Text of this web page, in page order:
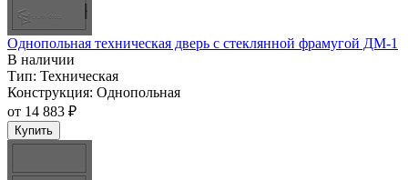
Однопольная техническая дверь c стеклянной фрамугой ДМ-1
В наличии
Тип: Техническая
Конструкция: Однопольная
от 14 883 ₽
Купить